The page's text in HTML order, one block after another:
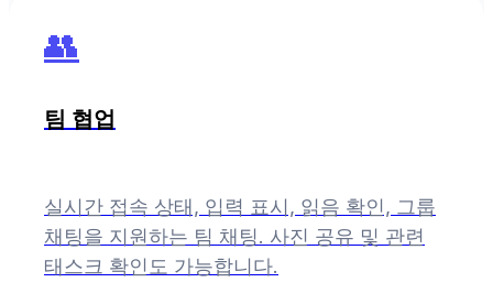
👥
팀 협업
실시간 접속 상태, 입력 표시, 읽음 확인, 그룹
채팅을 지원하는 팀 채팅. 사진 공유 및 관련
태스크 확인도 가능합니다.